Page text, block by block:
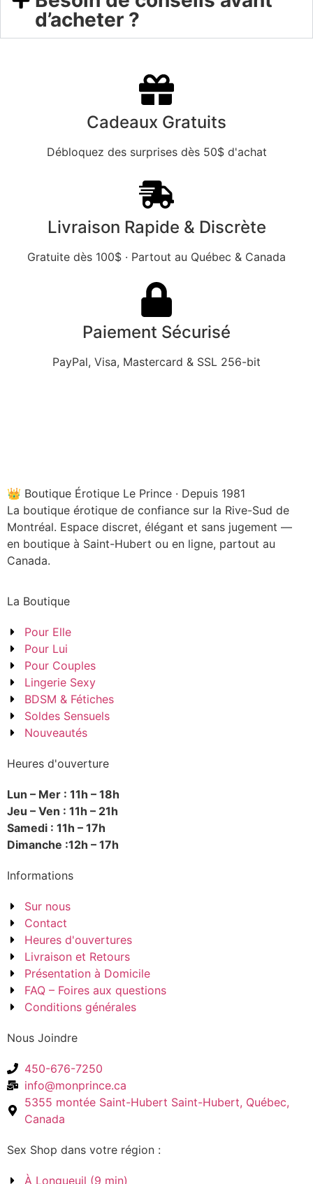
d’acheter ?
Cadeaux Gratuits
Débloquez des surprises dès 50$ d'achat
Livraison Rapide & Discrète
Gratuite dès 100$ · Partout au Québec & Canada
Paiement Sécurisé
PayPal, Visa, Mastercard & SSL 256-bit
👑 Boutique Érotique Le Prince · Depuis 1981
La boutique érotique de confiance sur la Rive-Sud de
Montréal. Espace discret, élégant et sans jugement —
en boutique à Saint-Hubert ou en ligne, partout au
Canada.
La Boutique
Pour Elle
Pour Lui
Pour Couples
Lingerie Sexy
BDSM & Fétiches
Soldes Sensuels
Nouveautés
Heures d'ouverture
Lun – Mer : 11h – 18h
Jeu – Ven : 11h – 21h
Samedi : 11h – 17h
Dimanche :12h – 17h
Informations
Sur nous
Contact
Heures d'ouvertures
Livraison et Retours
Présentation à Domicile
FAQ – Foires aux questions
Conditions générales
Nous Joindre
450-676-7250
info@monprince.ca
5355 montée Saint-Hubert Saint-Hubert, Québec,
Canada
Sex Shop dans votre région :
À Longueuil (9 min)